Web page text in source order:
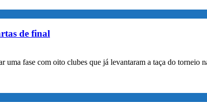
de final
fase com oito clubes que já levantaram a taça do torneio